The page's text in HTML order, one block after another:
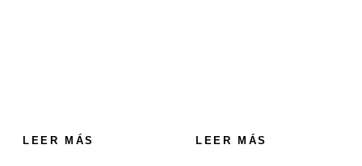
LEER MÁS LEER MÁS